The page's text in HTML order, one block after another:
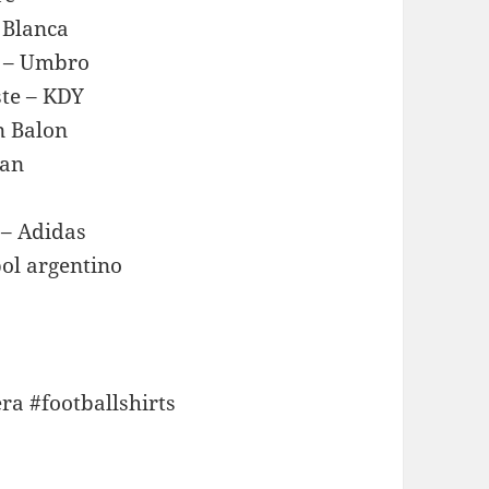
Umbro
– KDY
Balon
Adidas
argentino
#footballshirts